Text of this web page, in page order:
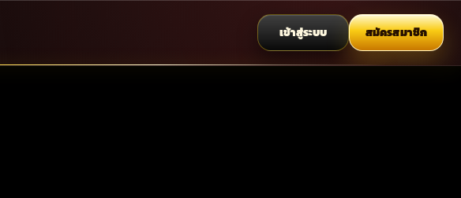
เข้าสู่ระบบ สมัครสมาชิก